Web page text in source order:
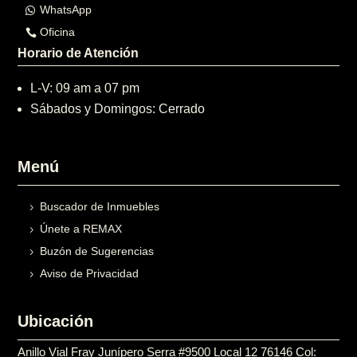
WhatsApp
Oficina
Horario de Atención
L-V: 09 am a 07 pm
Sábados y Domingos: Cerrado
Menú
Buscador de Inmuebles
Únete a REMAX
Buzón de Sugerencias
Aviso de Privacidad
Ubicación
Anillo Vial Fray Junípero Serra #9500 Local 12 76146 Col: